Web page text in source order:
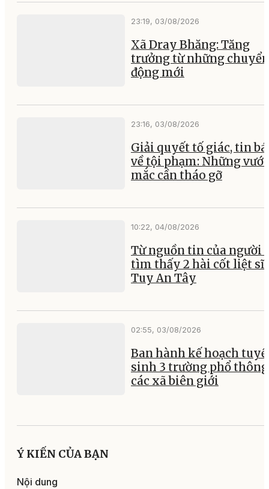
23:19, 03/08/2026
Xã Dray Bhăng: Tăng
trưởng từ những chuyển
động mới
23:16, 03/08/2026
Giải quyết tố giác, tin
về tội phạm: Những
mắc cần tháo gỡ
10:22, 04/08/2026
Từ nguồn tin của người
tìm thấy 2 hài cốt liệt sĩ
Tuy An Tây
02:55, 03/08/2026
Ban hành kế hoạch
sinh 3 trường phổ
các xã biên giới
Ý KIẾN CỦA BẠN
Nội dung